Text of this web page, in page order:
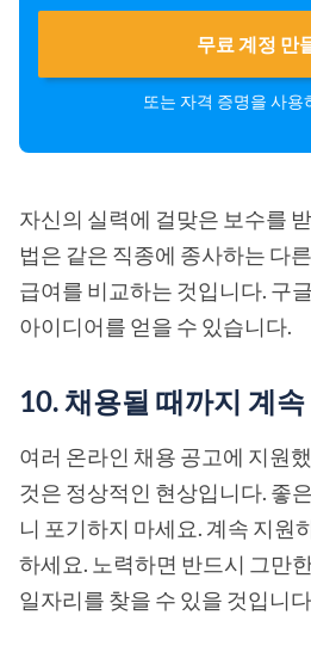
무료 계정 만
또는 자격 증명을 사용
자신의 실력에 걸맞은 보수를
법은 같은 직종에 종사하는 다
급여를 비교하는 것입니다. 구
아이디어를 얻을 수 있습니다.
10. 채용될 때까지 계속
여러 온라인 채용 공고에 지원
것은 정상적인 현상입니다. 좋
니 포기하지 마세요. 계속 지원
하세요. 노력하면 반드시 그만
일자리를 찾을 수 있을 것입니